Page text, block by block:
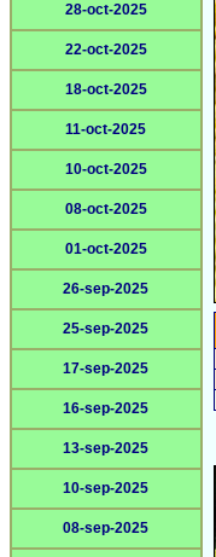
28-oct-2025
22-oct-2025
18-oct-2025
11-oct-2025
10-oct-2025
08-oct-2025
01-oct-2025
26-sep-2025
25-sep-2025
17-sep-2025
16-sep-2025
13-sep-2025
10-sep-2025
08-sep-2025